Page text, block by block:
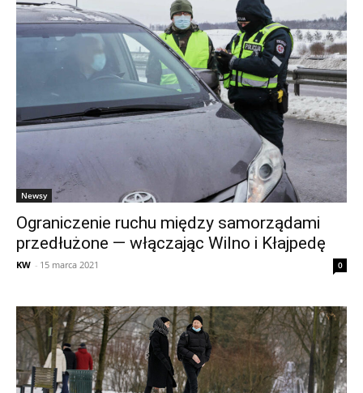
Newsy
Ograniczenie ruchu między samorządami
przedłużone — włączając Wilno i Kłajpedę
KW - 15 marca 2021 0